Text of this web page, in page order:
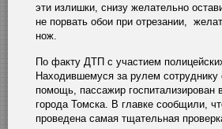
эти излишки, снизу желательно
не порвать обои при отрезании,
нож.
По факту ДТП с участием
Находившемуся за рулем сотруднику
помощь, пассажир госпитализирован
города Томска. В главке сообщили,
проведена самая тщательная